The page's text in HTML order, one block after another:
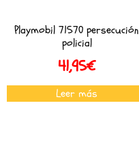
Playmobil 71570 persecución
policial
41,95€
Leer más